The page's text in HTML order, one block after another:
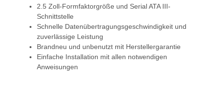
2.5 Zoll-Formfaktorgröße und Serial ATA III-
Schnittstelle
Schnelle Datenübertragungsgeschwindigkeit und
zuverlässige Leistung
Brandneu und unbenutzt mit Herstellergarantie
Einfache Installation mit allen notwendigen
Anweisungen